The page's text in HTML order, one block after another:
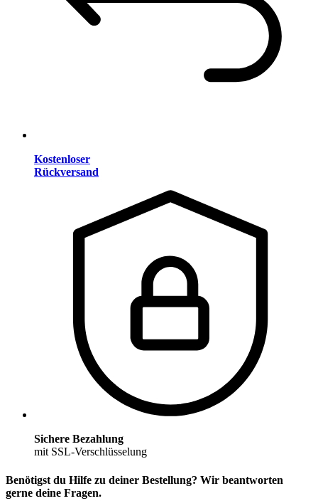
Kostenloser
Rückversand
Sichere Bezahlung
mit SSL-Verschlüsselung
Benötigst du Hilfe zu deiner Bestellung? Wir beantworten
gerne deine Fragen.